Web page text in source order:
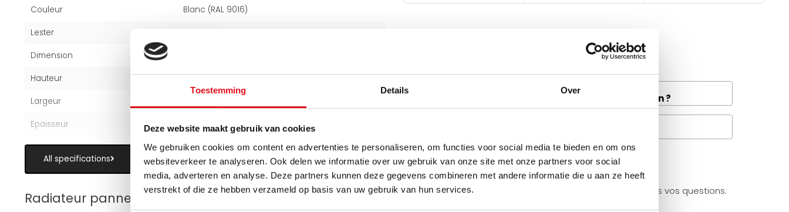
Toestemming Details Over
Deze website maakt gebruik van cookies
We gebruiken cookies om content en advertenties te personaliseren, om functies voor social media te bieden en om ons
websiteverkeer te analyseren. Ook delen we informatie over uw gebruik van onze site met onze partners voor social
media, adverteren en analyse. Deze partners kunnen deze gegevens combineren met andere informatie die u aan ze heeft
verstrekt of die ze hebben verzameld op basis van uw gebruik van hun services.
Couleur Blanc (RAL 9016)
Lester
Dimension
Hauteur 30 cm
Largeur
Epaisseur 10,3 cm
All specifications
Radiateur panneau
Quand la livraison de fret à
est-elle disponible dans votre région ?
Avez-vous une question à propos de se produit.
Simon est heureux de vous aider et peut répondre à toutes vos questions.